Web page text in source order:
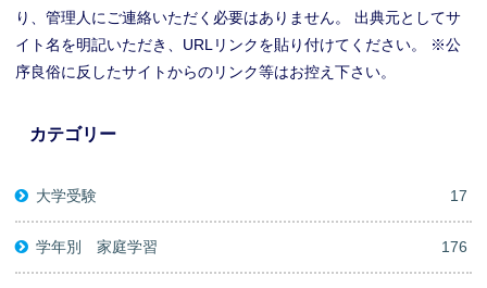
り、管理人にご連絡いただく必要はありません。 出典元としてサ
イト名を明記いただき、URLリンクを貼り付けてください。 ※公
序良俗に反したサイトからのリンク等はお控え下さい。
カテゴリー
大学受験 17
学年別 家庭学習 176